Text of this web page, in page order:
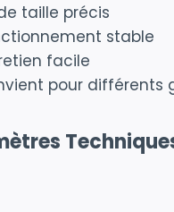
taille précis
stable
facile
pour différents